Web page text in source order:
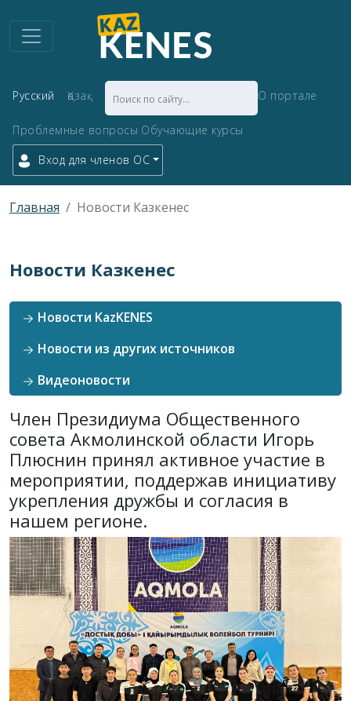
Русский Қазақ О портале
Проблемные вопросы Обучающие курсы
Вход для членов ОС
Главная Новости Казкенес
Новости Казкенес
Новости KazKENES
Новости из других источников
Видеоновости
Член Президиума Общественного
совета Акмолинской области Игорь
Плюснин принял активное участие в
мероприятии, поддержав инициативу
укрепления дружбы и согласия в
нашем регионе.